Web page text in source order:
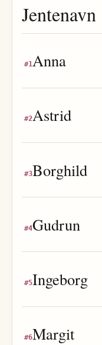
Jentenavn
#1Anna
#2Astrid
#3Borghild
#4Gudrun
#5Ingeborg
#6Margit